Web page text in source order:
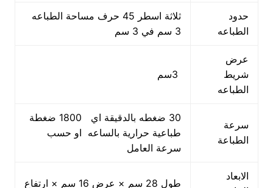
حدود
الطباعه
ثلاثة اسطر 45 حرف مساحة الطباعه
3 سم في 3 سم
عرض
شريط
الطباعه
سرعة
الطباعة
30 ضغطه بالدقيقة اي 1800 ضغطة
طباعية حرارية بالساعه او حسب
سرعة العامل
الابعاد
طول 28 سم × عرض 16 سم × ارتفاع